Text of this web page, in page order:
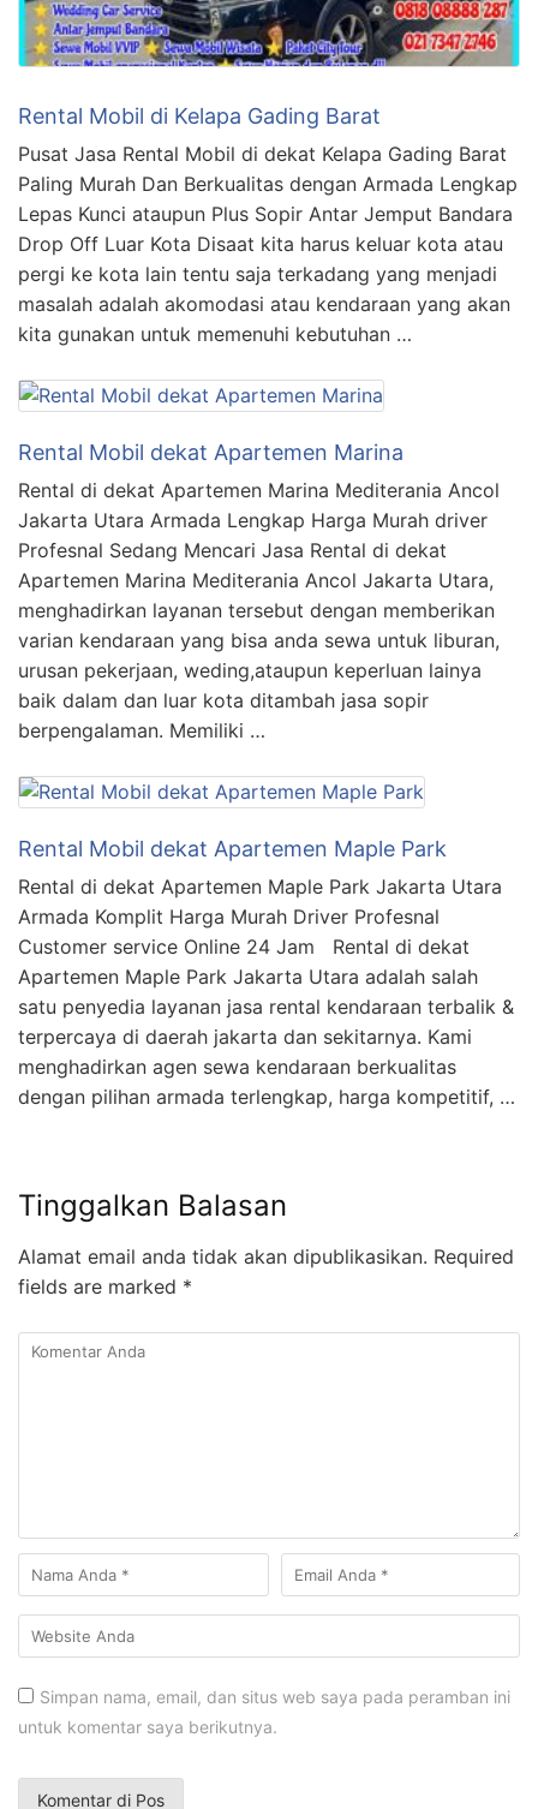
Rental Mobil di Kelapa Gading Barat
Pusat Jasa Rental Mobil di dekat Kelapa Gading Barat
Paling Murah Dan Berkualitas dengan Armada Lengkap
Lepas Kunci ataupun Plus Sopir Antar Jemput Bandara
Drop Off Luar Kota Disaat kita harus keluar kota atau
pergi ke kota lain tentu saja terkadang yang menjadi
masalah adalah akomodasi atau kendaraan yang akan
kita gunakan untuk memenuhi kebutuhan …
Rental Mobil dekat Apartemen Marina
Rental di dekat Apartemen Marina Mediterania Ancol
Jakarta Utara Armada Lengkap Harga Murah driver
Profesnal Sedang Mencari Jasa Rental di dekat
Apartemen Marina Mediterania Ancol Jakarta Utara,
menghadirkan layanan tersebut dengan memberikan
varian kendaraan yang bisa anda sewa untuk liburan,
urusan pekerjaan, weding,ataupun keperluan lainya
baik dalam dan luar kota ditambah jasa sopir
berpengalaman. Memiliki …
Rental Mobil dekat Apartemen Maple Park
Rental di dekat Apartemen Maple Park Jakarta Utara
Armada Komplit Harga Murah Driver Profesnal
Customer service Online 24 Jam Rental di dekat
Apartemen Maple Park Jakarta Utara adalah salah
satu penyedia layanan jasa rental kendaraan terbalik &
terpercaya di daerah jakarta dan sekitarnya. Kami
menghadirkan agen sewa kendaraan berkualitas
dengan pilihan armada terlengkap, harga kompetitif, …
Tinggalkan Balasan
Alamat email anda tidak akan dipublikasikan. Required
fields are marked *
Simpan nama, email, dan situs web saya pada peramban ini
untuk komentar saya berikutnya.